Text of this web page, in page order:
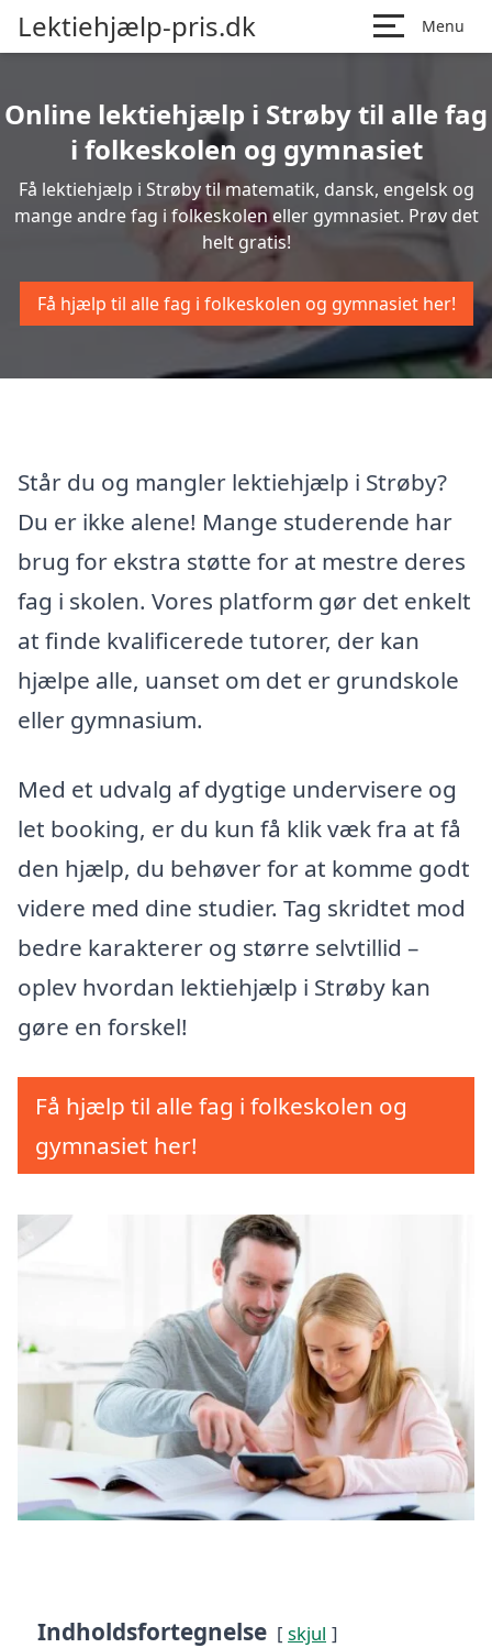
Lektiehjælp-pris.dk Menu
Online lektiehjælp i Strøby til alle fag
i folkeskolen og gymnasiet
Få lektiehjælp i Strøby til matematik, dansk, engelsk og
mange andre fag i folkeskolen eller gymnasiet. Prøv det
helt gratis!
Få hjælp til alle fag i folkeskolen og gymnasiet her!
Står du og mangler lektiehjælp i Strøby?
Du er ikke alene! Mange studerende har
brug for ekstra støtte for at mestre deres
fag i skolen. Vores platform gør det enkelt
at finde kvalificerede tutorer, der kan
hjælpe alle, uanset om det er grundskole
eller gymnasium.
Med et udvalg af dygtige undervisere og
let booking, er du kun få klik væk fra at få
den hjælp, du behøver for at komme godt
videre med dine studier. Tag skridtet mod
bedre karakterer og større selvtillid –
oplev hvordan lektiehjælp i Strøby kan
gøre en forskel!
Få hjælp til alle fag i folkeskolen og
gymnasiet her!
Indholdsfortegnelse skjul